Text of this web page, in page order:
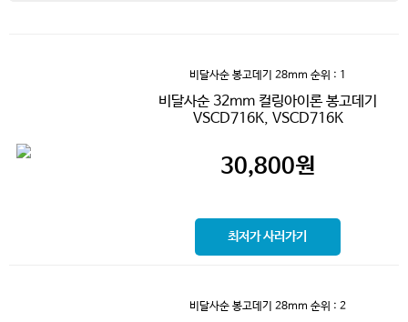
비달사순 봉고데기 28mm 순위 : 1
비달사순 32mm 컬링아이론 봉고데기
VSCD716K, VSCD716K
30,800원
최저가 사러가기
비달사순 봉고데기 28mm 순위 : 2